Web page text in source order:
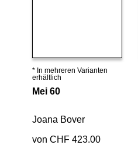
Details ansehen
* In mehreren Varianten
erhältlich
Mei 60
Joana Bover
von CHF 423.00